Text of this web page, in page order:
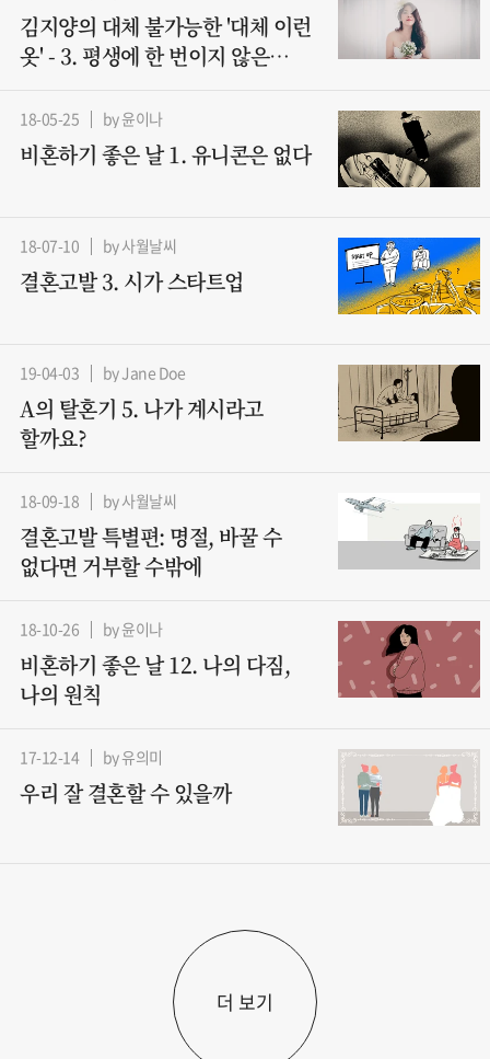
김지양의 대체 불가능한 '대체 이런
옷' - 3. 평생에 한 번이지 않은
18-05-25 by 윤이나
비혼하기 좋은 날 1. 유니콘은 없다
18-07-10 by 사월날씨
결혼고발 3. 시가 스타트업
19-04-03 by Jane Doe
A의 탈혼기 5. 나가 계시라고
할까요?
18-09-18 by 사월날씨
결혼고발 특별편: 명절, 바꿀 수
없다면 거부할 수밖에
18-10-26 by 윤이나
비혼하기 좋은 날 12. 나의 다짐,
나의 원칙
17-12-14 by 유의미
우리 잘 결혼할 수 있을까
더 보기